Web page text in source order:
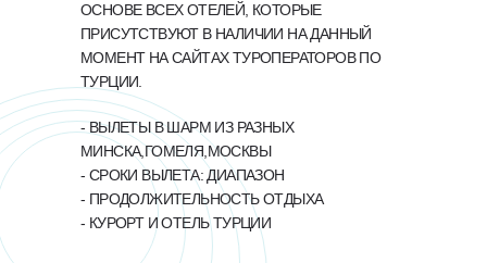
ОСНОВЕ ВСЕХ ОТЕЛЕЙ, КОТОРЫЕ
ПРИСУТСТВУЮТ В НАЛИЧИИ НА ДАННЫЙ
МОМЕНТ НА САЙТАХ ТУРОПЕРАТОРОВ ПО
ТУРЦИИ.
- ВЫЛЕТЫ В ШАРМ ИЗ РАЗНЫХ
МИНСКА,ГОМЕЛЯ,МОСКВЫ
- СРОКИ ВЫЛЕТА: ДИАПАЗОН
- ПРОДОЛЖИТЕЛЬНОСТЬ ОТДЫХА
- КУРОРТ И ОТЕЛЬ ТУРЦИИ